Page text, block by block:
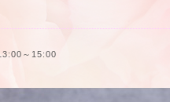
～15:00